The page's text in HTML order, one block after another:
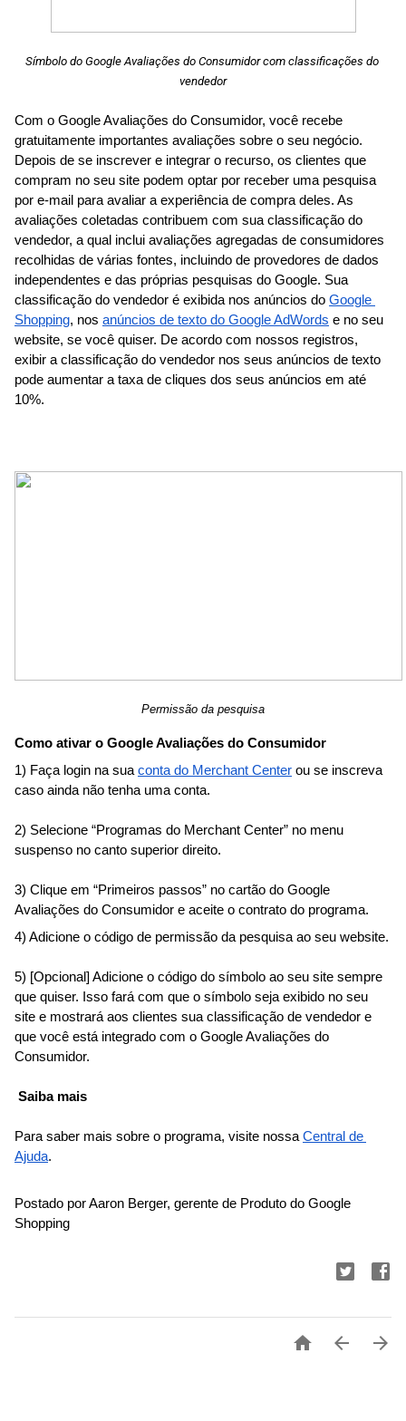
Símbolo do Google Avaliações do Consumidor com classificações do
vendedor
Com o Google Avaliações do Consumidor, você recebe
gratuitamente importantes avaliações sobre o seu negócio.
Depois de se inscrever e integrar o recurso, os clientes que
compram no seu site podem optar por receber uma pesquisa
por e-mail para avaliar a experiência de compra deles. As
avaliações coletadas contribuem com sua classificação do
vendedor, a qual inclui avaliações agregadas de consumidores
recolhidas de várias fontes, incluindo de provedores de dados
independentes e das próprias pesquisas do Google. Sua
classificação do vendedor é exibida nos anúncios do Google
Shopping, nos anúncios de texto do Google AdWords e no seu
website, se você quiser. De acordo com nossos registros,
exibir a classificação do vendedor nos seus anúncios de texto
pode aumentar a taxa de cliques dos seus anúncios em até
10%.
Permissão da pesquisa
Como ativar o Google Avaliações do Consumidor
1) Faça login na sua conta do Merchant Center ou se inscreva
caso ainda não tenha uma conta.
2) Selecione “Programas do Merchant Center” no menu
suspenso no canto superior direito.
3) Clique em “Primeiros passos” no cartão do Google
Avaliações do Consumidor e aceite o contrato do programa.
4) Adicione o código de permissão da pesquisa ao seu website.
5) [Opcional] Adicione o código do símbolo ao seu site sempre
que quiser. Isso fará com que o símbolo seja exibido no seu
site e mostrará aos clientes sua classificação de vendedor e
que você está integrado com o Google Avaliações do
Consumidor.
Saiba mais
Para saber mais sobre o programa, visite nossa Central de
Ajuda.
Postado por Aaron Berger, gerente de Produto do Google
Shopping
  